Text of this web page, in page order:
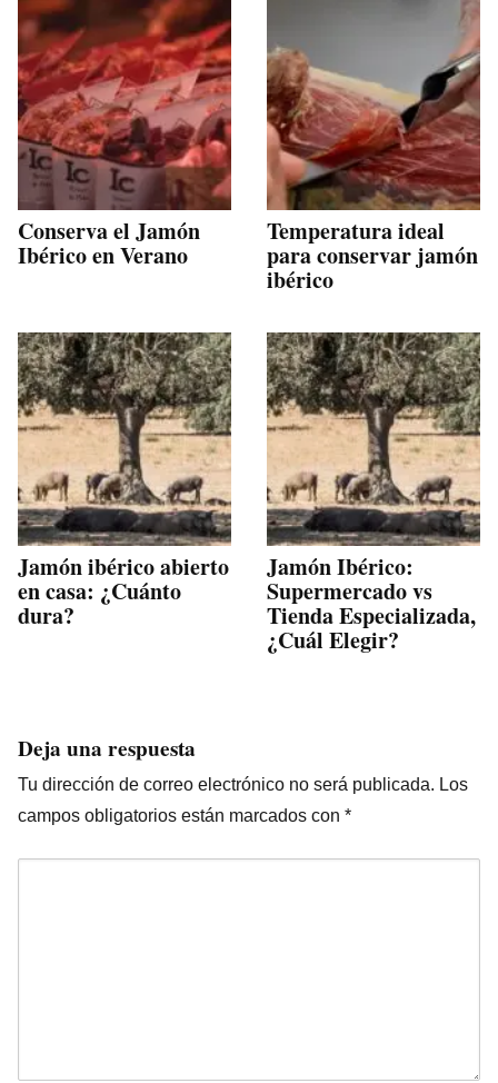
Conserva el Jamón
Ibérico en Verano
Temperatura ideal
para conservar jamón
ibérico
Jamón ibérico abierto
en casa: ¿Cuánto
dura?
Jamón Ibérico:
Supermercado vs
Tienda Especializada,
¿Cuál Elegir?
Deja una respuesta
Tu dirección de correo electrónico no será publicada. Los
campos obligatorios están marcados con *